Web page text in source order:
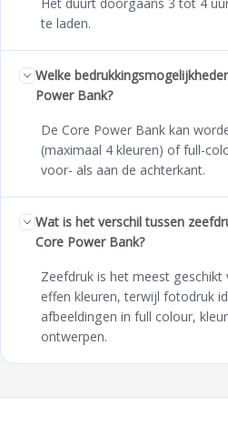
te laden.
Welke
Power Bank?
De Core Power Bank kan
(maximaal 4 kleuren) of full-
voor- als aan de achterkant.
Wat is het verschil tussen
Core Power Bank?
Zeefdruk is het meest geschikt
effen kleuren, terwijl fotodruk
afbeeldingen in full colour,
ontwerpen.